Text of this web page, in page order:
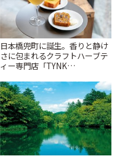
日本橋兜町に誕生。香りと静け
さに包まれるクラフトハーブテ
ィー専門店「TYNK